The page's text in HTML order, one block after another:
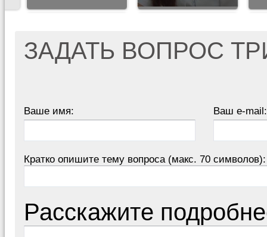
ЗАДАТЬ ВОПРОС
Ваше имя: Ваш e-mail:
Кратко опишите тему вопроса (макс. 70 символов):
Расскажите